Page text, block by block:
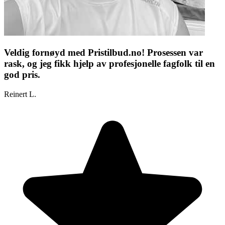
Veldig fornøyd med Pristilbud.no! Prosessen var
rask, og jeg fikk hjelp av profesjonelle fagfolk til en
god pris.
Reinert L.